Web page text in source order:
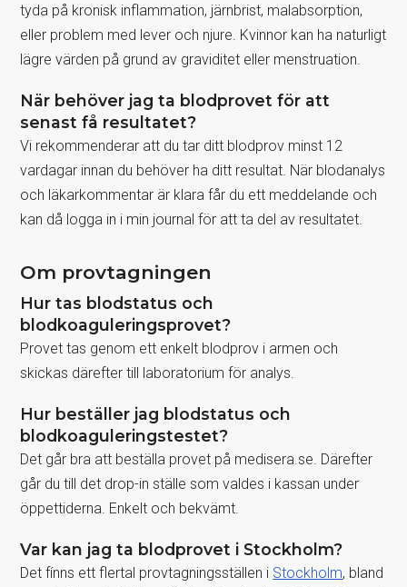
tyda på kronisk inflammation, järnbrist, malabsorption,
eller problem med lever och njure. Kvinnor kan ha naturligt
lägre värden på grund av graviditet eller menstruation.
När behöver jag ta blodprovet för att
senast få resultatet?
Vi rekommenderar att du tar ditt blodprov minst 12
vardagar innan du behöver ha ditt resultat. När blodanalys
och läkarkommentar är klara får du ett meddelande och
kan då logga in i min journal för att ta del av resultatet.
Om provtagningen
Hur tas blodstatus och
blodkoaguleringsprovet?
Provet tas genom ett enkelt blodprov i armen och
skickas därefter till laboratorium för analys.
Hur beställer jag blodstatus och
blodkoaguleringstestet?
Det går bra att beställa provet på medisera.se. Därefter
går du till det drop-in ställe som valdes i kassan under
öppettiderna. Enkelt och bekvämt.
Var kan jag ta blodprovet i Stockholm?
Det fínns ett flertal provtagningsställen i Stockholm, bland